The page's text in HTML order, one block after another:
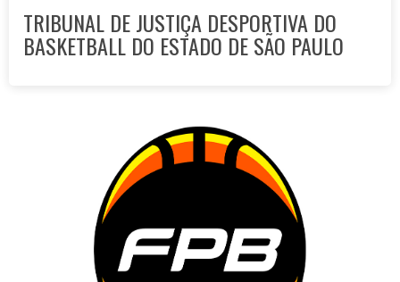
TRIBUNAL DE JUSTIÇA DESPORTIVA DO
BASKETBALL DO ESTADO DE SÃO PAULO